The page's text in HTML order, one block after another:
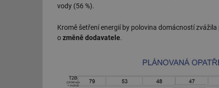
vody (56 %).
Kromě šetření energií by polovina domácností zvážila
ozměně dodavatele.